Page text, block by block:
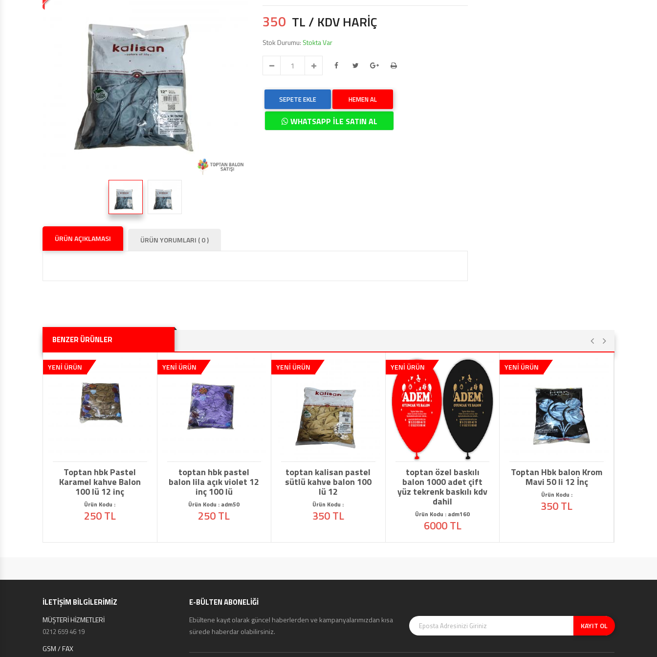
BALON ŞIŞIRME MAKINALARI
IŞIKLI BALON,LED IŞIKLI BALON
350 TL / KDV HARİÇ
Stok Durumu: Stokta Var
SEPETE EKLE HEMEN AL
WHATSAPP İLE SATIN AL
ÜRÜN AÇIKLAMASI ÜRÜN YORUMLARI ( 0 )
BENZER ÜRÜNLER
YENİ ÜRÜN
Toptan hbk Pastel
Karamel kahve Balon
100 lü 12 inç
Ürün Kodu :
250 TL
YENİ ÜRÜN
toptan hbk pastel
balon lila açık violet 12
inç 100 lü
Ürün Kodu : adm50
250 TL
YENİ ÜRÜN
toptan kalisan pastel
sütlü kahve balon 100
lü 12
Ürün Kodu :
350 TL
YENİ ÜRÜN
toptan özel baskılı
balon 1000 adet çift
yüz tekrenk baskılı kdv
dahil
Ürün Kodu : adm160
6000 TL
YENİ ÜRÜN
Toptan Hbk balon Krom
Mavi 50 li 12 İnç
Ürün Kodu :
350 TL
İLETİŞİM BİLGİLERİMİZ
MÜŞTERİ HİZMETLERİ
0212 659 46 19
GSM / FAX
E-BÜLTEN ABONELİĞİ
Ebültene kayıt olarak güncel haberlerden ve kampanyalarımızdan kısa
sürede haberdar olabilirsiniz.
KAYIT OL